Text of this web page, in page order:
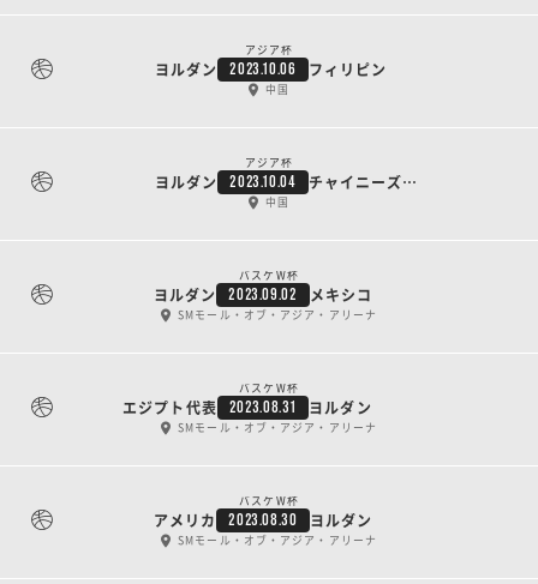
アジア杯
ヨルダン 2023.10.06 フィリピン
中国
アジア杯
ヨルダン 2023.10.04 チャイニーズ・タイペイ
中国
バスケW杯
ヨルダン 2023.09.02 メキシコ
SMモール・オブ・アジア・アリーナ
バスケW杯
エジプト代表 2023.08.31 ヨルダン
SMモール・オブ・アジア・アリーナ
バスケW杯
アメリカ 2023.08.30 ヨルダン
SMモール・オブ・アジア・アリーナ